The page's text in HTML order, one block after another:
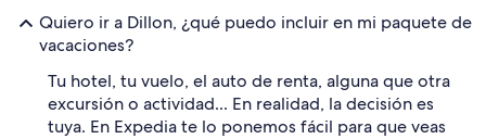
Quiero ir a Dillon, ¿qué puedo incluir en mi paquete de
vacaciones?
Tu hotel, tu vuelo, el auto de renta, alguna que otra
excursión o actividad... En realidad, la decisión es
tuya. En Expedia te lo ponemos fácil para que veas